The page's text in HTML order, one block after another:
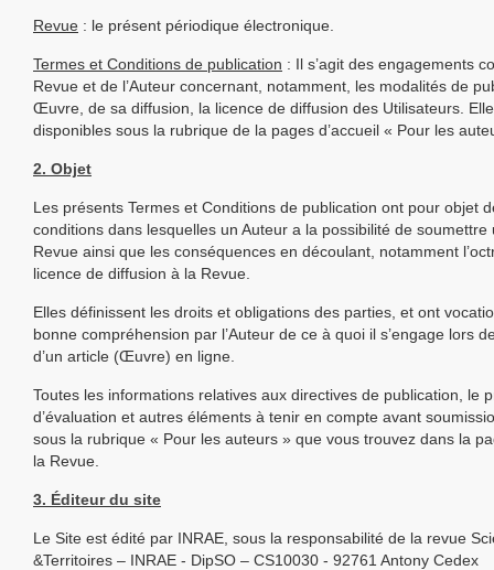
Revue : le présent périodique électronique.
Termes et Conditions de publication : Il s’agit des engagements
Revue et de l’Auteur concernant, notamment, les modalités de
Œuvre, de sa diffusion, la licence de diffusion des Utilisateurs.
disponibles sous la rubrique de la pages d’accueil « Pour les
2. Objet
Les présents Termes et Conditions de publication ont pour objet
conditions dans lesquelles un Auteur a la possibilité de soumettre
Revue ainsi que les conséquences en découlant, notamment
licence de diffusion à la Revue.
Elles définissent les droits et obligations des parties, et ont
bonne compréhension par l’Auteur de ce à quoi il s’engage lors
d’un article (Œuvre) en ligne.
Toutes les informations relatives aux directives de publication, le
d’évaluation et autres éléments à tenir en compte avant
sous la rubrique « Pour les auteurs » que vous trouvez dans la
la Revue.
3. Éditeur du site
Le Site est édité par INRAE, sous la responsabilité de la revue
&Territoires – INRAE - DipSO – CS10030 - 92761 Antony Cedex